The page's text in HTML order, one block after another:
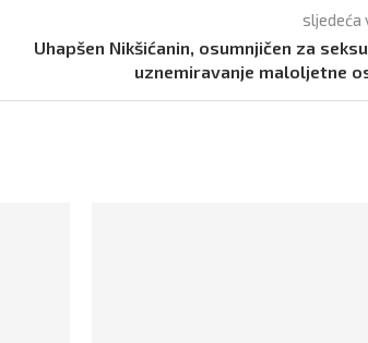
sljedeća
Uhapšen Nikšićanin, osumnjičen za
uznemiravanje maloljetne